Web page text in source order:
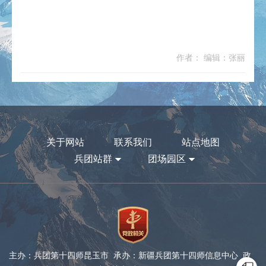
作者： 编辑：张丽
关于网站 联系我们
站点地图
兵团站群
团场园区
主办：兵团第十四师昆玉市 承办：新疆兵团第十四师信息中心 政